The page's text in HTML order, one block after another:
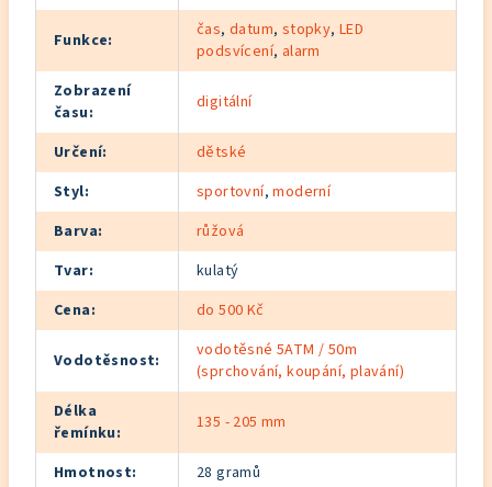
Funkce: čas,datum, stopky,LED
podsvícení, alarm
Zobrazení
času: digitální
Určení:
dětské
Styl: sportovní,moderní
Barva:
růžová
Tvar:
kulatý
Cena: do 500 Kč
Vodotěsnost:
vodotěsné 5ATM / 50m
(sprchování, koupání, plavání)
Délka
řemínku: 135 - 205 mm
Hmotnost:
28 gramů